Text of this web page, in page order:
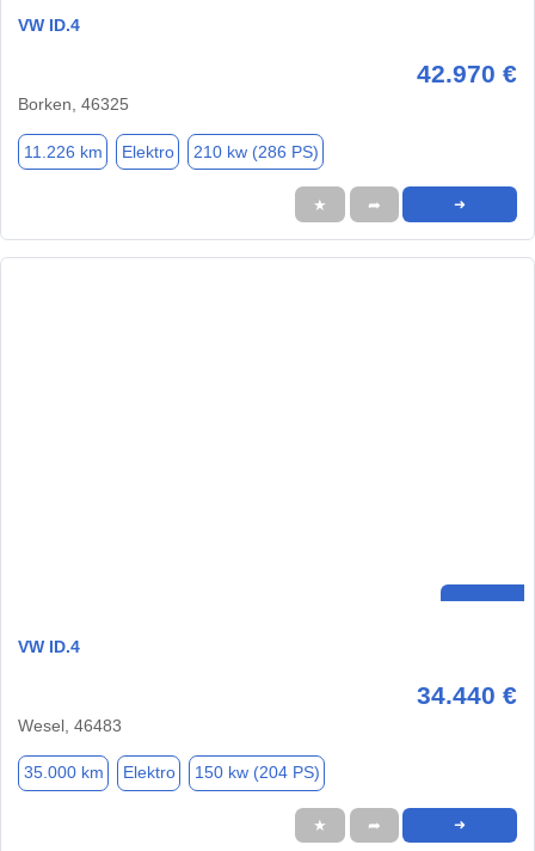
VW ID.4
42.970 €
Borken, 46325
11.226 km Elektro 210 kw (286 PS)
★ ➦ ➜
VW ID.4
34.440 €
Wesel, 46483
35.000 km Elektro 150 kw (204 PS)
★ ➦ ➜